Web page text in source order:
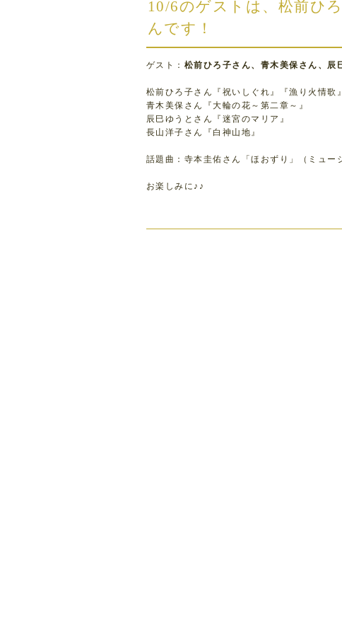
10/6のゲストは、松前ひ
んです！
ゲスト： 松前ひろ子さん、青木美保さん、辰
松前ひろ子さん『祝いしぐれ』『漁り火情歌』
青木美保さん『大輪の花～第二章～』
辰巳ゆうとさん『迷宮のマリア』
長山洋子さん『白神山地』
話題曲：寺本圭佑さん「ほおずり」（ミュー
お楽しみに♪♪